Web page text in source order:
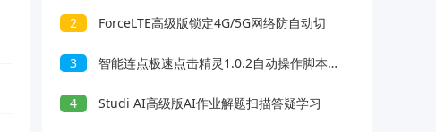
2 ForceLTE高级版锁定4G/5G网络防自动切
3 智能连点极速点击精灵1.0.2自动操作脚本录制解放双手
4 Studi AI高级版AI作业解题扫描答疑学习